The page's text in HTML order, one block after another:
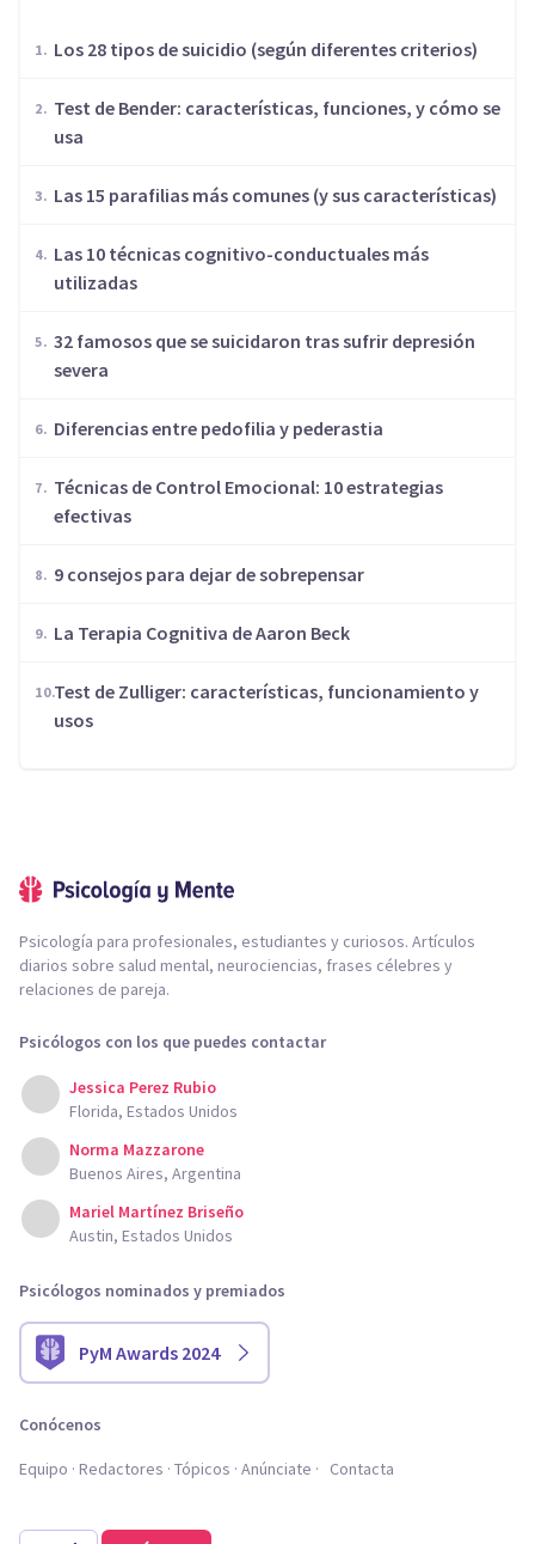
Los 28 tipos de suicidio (según diferentes criterios)
Test de Bender: características, funciones, y cómo se
usa
Las 15 parafilias más comunes (y sus características)
Las 10 técnicas cognitivo-conductuales más
utilizadas
32 famosos que se suicidaron tras sufrir depresión
severa
Diferencias entre pedofilia y pederastia
Técnicas de Control Emocional: 10 estrategias
efectivas
9 consejos para dejar de sobrepensar
​La Terapia Cognitiva de Aaron Beck
Test de Zulliger: características, funcionamiento y
usos
Psicología para profesionales, estudiantes y curiosos. Artículos
diarios sobre salud mental, neurociencias, frases célebres y
relaciones de pareja.
Psicólogos con los que puedes contactar
Jessica Perez Rubio
Florida, Estados Unidos
Norma Mazzarone
Buenos Aires, Argentina
Mariel Martínez Briseño
Austin, Estados Unidos
Psicólogos nominados y premiados
PyM Awards 2024
Conócenos
Equipo Redactores Tópicos Anúnciate Contacta